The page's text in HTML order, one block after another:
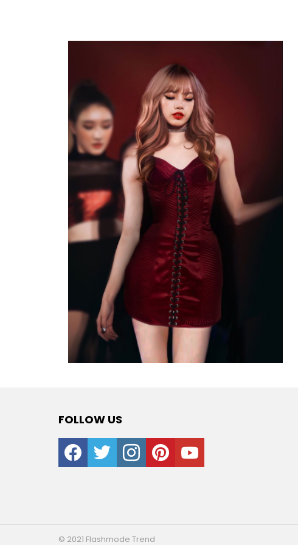
FOLLOW US
facebooktwitter instagrampinterestyoutube
© 2021 Flashmode Trend